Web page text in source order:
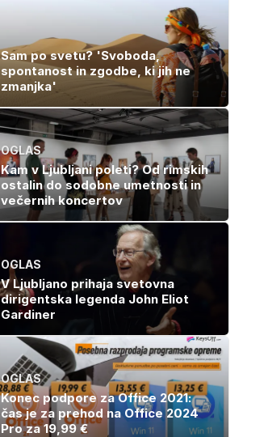
Sam po svetu? 'Svoboda,
spontanost in zgodbe, ki jih ne
zmanjka'
OGLAS
Kam v Ljubljani poleti? Od rimskih
ostalin do sodobne umetnosti in
večernih koncertov
OGLAS
V Ljubljano prihaja svetovna
dirigentska legenda John Eliot
Gardiner
OGLAS
Konec podpore za Office 2021:
čas je za prehod na Office 2024
Pro za 19,99 €